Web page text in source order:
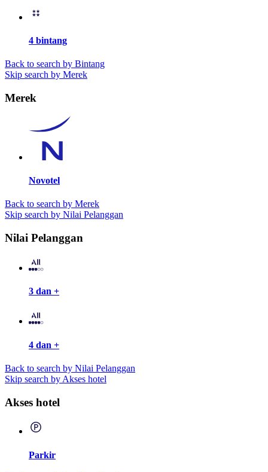
4 bintang
Back to search by Bintang
Skip search by Merek
Merek
Novotel
Back to search by Merek
Skip search by Nilai Pelanggan
Nilai Pelanggan
3 dan +
4 dan +
Back to search by Nilai Pelanggan
Skip search by Akses hotel
Akses hotel
Parkir